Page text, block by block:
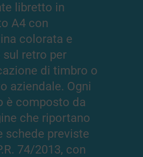
libretto in
A4 con
colorata e
sul retro per
di timbro o
aziendale. Ogni
è composto da
che riportano
schede previste
74/2013, con